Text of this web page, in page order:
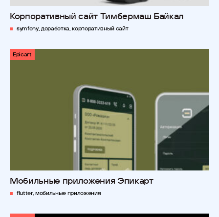
Корпоративный сайт Тимбермаш Байкал
symfony, доработка, корпоративный сайт
Epicart
Мобильные приложения Эпикарт
flutter, мобильные приложения